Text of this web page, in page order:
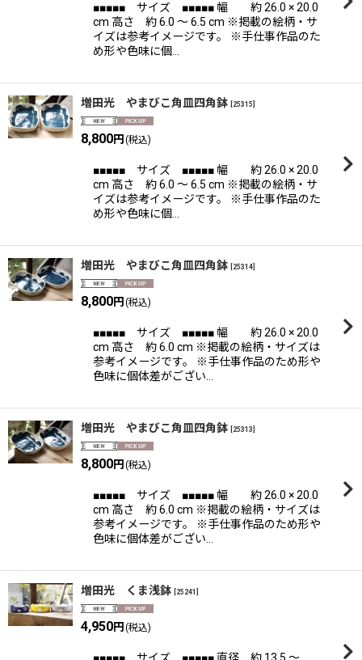
■■■■■ サイズ ■■■■■ 幅 約 26.0 × 20.0
cm 高さ 約 6.0 〜 6.5 cm ※掲載の絵柄・サ
イズは参考イメージです。 ※手仕事作品のた
め形や色味に個…
増田光 やまびこ角皿四角鉢 25315
8,800円 (税込)
■■■■■ サイズ ■■■■■ 幅 約 26.0 × 20.0
cm 高さ 約 6.0 〜 6.5 cm ※掲載の絵柄・サ
イズは参考イメージです。 ※手仕事作品のた
め形や色味に個…
増田光 やまびこ角皿四角鉢 25314
8,800円 (税込)
■■■■■ サイズ ■■■■■ 幅 約 26.0 × 20.0
cm 高さ 約 6.0 cm ※掲載の絵柄・サイズは
参考イメージです。 ※手仕事作品のため形や
色味に個体差がござい…
増田光 やまびこ角皿四角鉢 25313
8,800円 (税込)
■■■■■ サイズ ■■■■■ 幅 約 26.0 × 20.0
cm 高さ 約 6.0 cm ※掲載の絵柄・サイズは
参考イメージです。 ※手仕事作品のため形や
色味に個体差がござい…
増田光 くま浅鉢 25241
4,950円 (税込)